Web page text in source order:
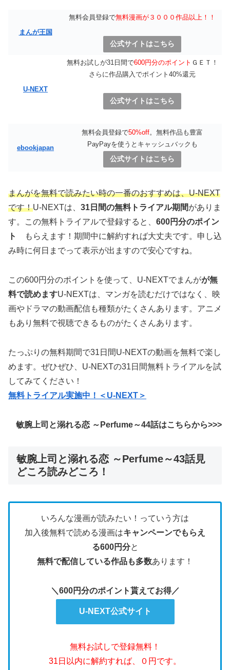
まんが王国
無料会員登録で無料漫画が３０００作品以上！！
公式サイトはこちら
U-NEXT
無料お試しが31日間で600円分のポイント ＧＥＴ！
さらに作品購入でポイント40%還元
公式サイトはこちら
ebookjapan
無料会員登録で50%off。無料作品も豊富
PayPayを使うとキャッシュバックも
公式サイトはこちら
まんがを無料で読みたい時の一番のおすすめは、U-NEXT
です！U-NEXTは、 31日間の無料トライアル期間がありま
す。この無料トライアルで登録すると、 600円分のポイン
ト
もらえます！期間中に解約すれば大丈夫です。申し込
み時に何日までって表示が出ますので安心ですね。
この600円分のポイントを使って、U-NEXTでまんがが無
料で読めますU-NEXTは、マンガを読むだけではなく、映
画やドラマの動画配信も種類がたくさんあります。アニメ
もあり無料で視聴できるものがたくさんあります。
たっぷりの無料期間で31日間U-NEXTの動画を無料で楽し
めます。ぜひぜひ、U-NEXTの31日間無料トライアルを試
してみてください！
無料トライアル実施中！＜U-NEXT＞
敏腕上司と溺れる恋 ～Perfume～44話はこちらから>>>
敏腕上司と溺れる恋 ～Perfume～43話見
どころ読みどころ！
いろんな漫画が読みたい！っていう方は
加入後無料で読める漫画はキャンペーンでもらえ
る600円分と
無料で配信している作品も多数あります！
＼600円分のポイント貰えてお得／
U-NEXT公式サイト
無料お試しで登録無料！
31日以内に解約すれば、０円です。